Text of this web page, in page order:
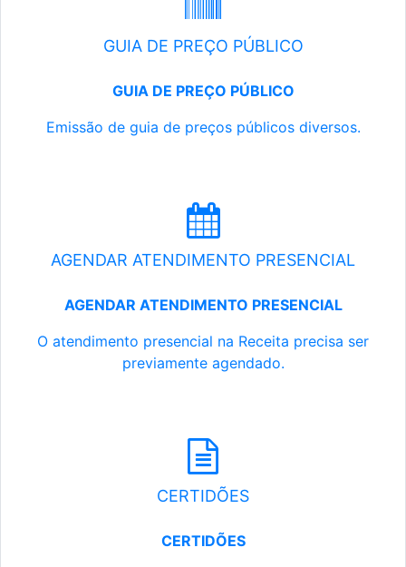
GUIA DE PREÇO PÚBLICO
GUIA DE PREÇO PÚBLICO
Emissão de guia de preços públicos diversos.
AGENDAR ATENDIMENTO PRESENCIAL
AGENDAR ATENDIMENTO PRESENCIAL
O atendimento presencial na Receita precisa ser
previamente agendado.
CERTIDÕES
CERTIDÕES